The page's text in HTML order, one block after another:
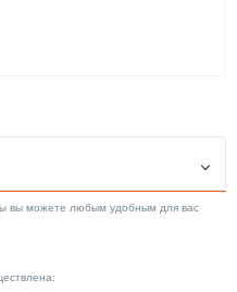
вы можете любым удобным для вас